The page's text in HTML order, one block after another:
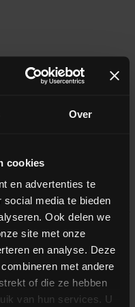
Over
cookies
en advertenties te
media te bieden
Ook delen we
site met onze
en analyse. Deze
met andere
of die ze hebben
van hun services. U
gebruikt historische
en past vervolgens het
aan, waardoor tot 20%
zelfs voor materialen
verbeterde nauwkeurigheid
batchtijden korter en
van materialen niet